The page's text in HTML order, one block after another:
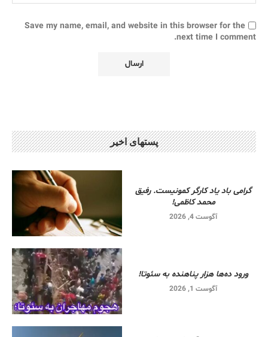
Save my name, email, and website in this browser for the
next time I comment.
پستهای اخیر
گرامی باد یاد کارگر کمونیست. رفیق
محمد کاظمی!
آگوست 4, 2026
ورود ده‌ها هزار پناهنده به سئوتا!
آگوست 1, 2026